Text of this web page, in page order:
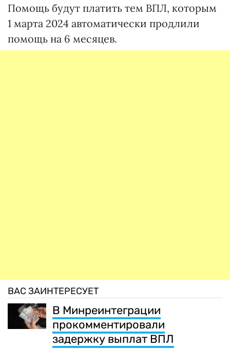
Помощь будут платить тем ВПЛ, которым
1 марта 2024 автоматически продлили
помощь на 6 месяцев.
ВАС ЗАИНТЕРЕСУЕТ
В Минреинтеграции
прокомментировали
задержку выплат ВПЛ